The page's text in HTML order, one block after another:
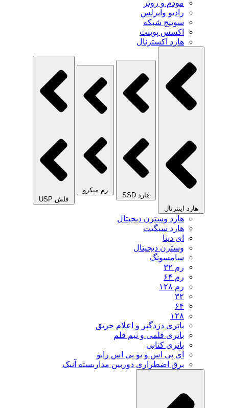
مودم و روتر
رادیو وایرلس
سوییچ شبکه
اکسس پوینت
هارد اکسترنال
هارد اینترنال
هارد SSD
رم میکرو
فلش USP
هارد وسترن دیجیتال
هارد سیگیت
ای دیتا
وسترن دیجیتال
سامسونگ
رم ۳۲
رم ۶۴
رم ۱۲۸
۳۲
۶۴
۱۲۸
باتری دزدگیر و اعلام حریق
باتری قلمی و نیم قلم
باتری کتابی
ای پی اس و یو پی اس رابو
برق اضطراری دوربین مداربسته آنیک